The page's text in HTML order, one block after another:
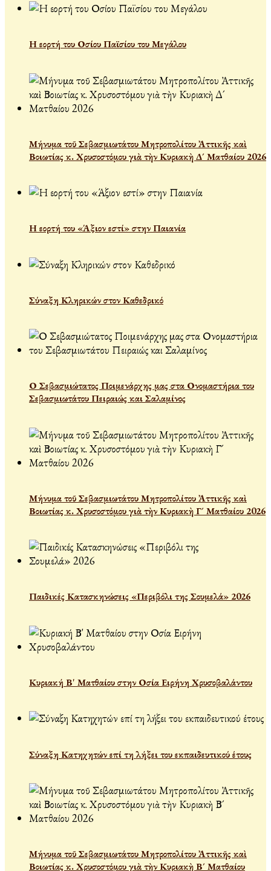
Η εορτή του Οσίου Παϊσίου του Μεγάλου
Μήνυμα τοῦ Σεβασμιωτάτου Μητροπολίτου Ἀττικῆς καὶ
Βοιωτίας κ. Χρυσοστόμου γιὰ τὴν Κυριακὴ Δ´ Ματθαίου 2026
Η εορτή του «Άξιον εστί» στην Παιανία
Σύναξη Κληρικών στον Καθεδρικό
Ο Σεβασμιώτατος Ποιμενάρχης μας στα Ονομαστήρια του
Σεβασμιωτάτου Πειραιώς και Σαλαμίνος
Μήνυμα τοῦ Σεβασμιωτάτου Μητροπολίτου Ἀττικῆς καὶ
Βοιωτίας κ. Χρυσοστόμου γιὰ τὴν Κυριακὴ Γ´ Ματθαίου 2026
Παιδικές Κατασκηνώσεις «Περιβόλι της Σουμελά» 2026
Κυριακή Β' Ματθαίου στην Οσία Ειρήνη Χρυσοβαλάντου
Σύναξη Κατηχητών επί τη λήξει του εκπαιδευτικού έτους
Μήνυμα τοῦ Σεβασμιωτάτου Μητροπολίτου Ἀττικῆς καὶ
Βοιωτίας κ. Χρυσοστόμου γιὰ τὴν Κυριακὴ Β´ Ματθαίου